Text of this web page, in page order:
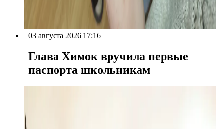
03 августа 2026 17:16
Глава Химок вручила первые
паспорта школьникам